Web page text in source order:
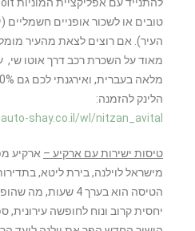
טובים או לשכור אופניים חשמליים
העיר). אם רוצים לצאת מהעיר
מאוד על השכרת רכב דרך אוטו שי,
הלינק להזמנה:
shay.co.il/wl/nitzan_avital/
טיסות ישירות עם ארקיע – ארקיע
הטיסה הוא בערך 4
יחסית קרוב ונוח לחופשה עירונית,